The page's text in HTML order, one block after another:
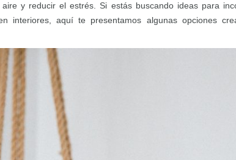
y reducir el estrés. Si estás buscando ideas para
interiores, aquí te presentamos algunas opciones